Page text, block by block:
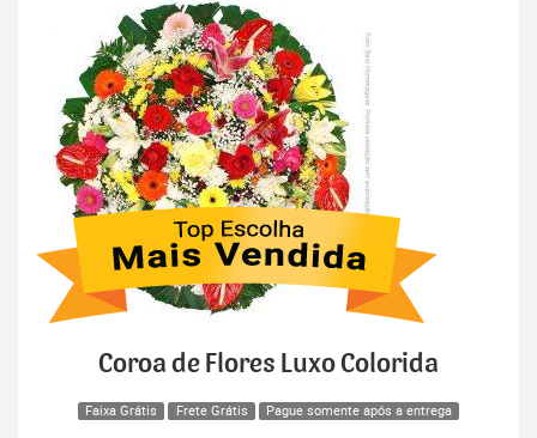
Coroa de Flores Luxo Colorida
Faixa Grátis Frete Grátis Pague somente após a entrega